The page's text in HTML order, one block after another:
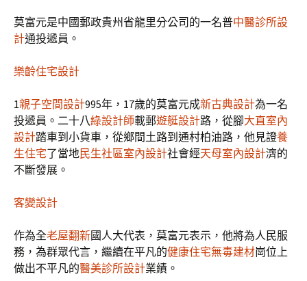
莫富元是中國郵政貴州省龍里分公司的一名普中醫診所設
計通投遞員。
樂齡住宅設計
1親子空間設計995年，17歲的莫富元成新古典設計為一名
投遞員。二十八綠設計師載郵遊艇設計路，從腳大直室內
設計踏車到小貨車，從鄉間土路到通村柏油路，他見證養
生住宅了當地民生社區室內設計社會經天母室內設計濟的
不斷發展。
客變設計
作為全老屋翻新國人大代表，莫富元表示，他將為人民服
務，為群眾代言，繼續在平凡的健康住宅無毒建材崗位上
做出不平凡的醫美診所設計業績。